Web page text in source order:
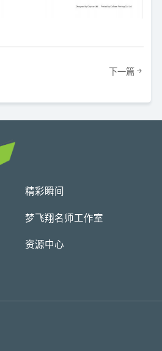
下一篇
精彩瞬间
梦飞翔名师工作室
资源中心